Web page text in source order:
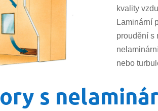
kvality
Laminární
proudění s
nebo
s